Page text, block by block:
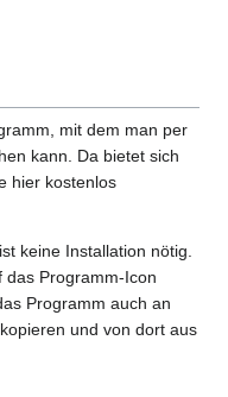
mit dem man per
kann. Da bietet sich
hier kostenlos
keine Installation nötig.
das Programm-Icon
Programm auch an
und von dort aus